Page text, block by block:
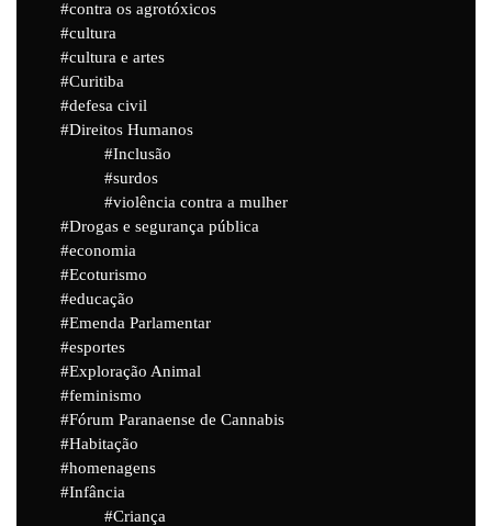
contra os agrotóxicos
cultura
cultura e artes
Curitiba
defesa civil
Direitos Humanos
Inclusão
surdos
violência contra a mulher
Drogas e segurança pública
economia
Ecoturismo
educação
Emenda Parlamentar
esportes
Exploração Animal
feminismo
Fórum Paranaense de Cannabis
Habitação
homenagens
Infância
Criança